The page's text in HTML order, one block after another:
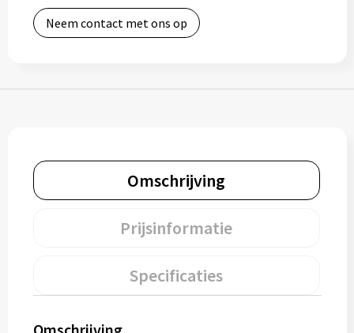
Persoonlijke verzorging
Pashouders
Neem contact met ons op
Omschrijving
Prijsinformatie
Specificaties